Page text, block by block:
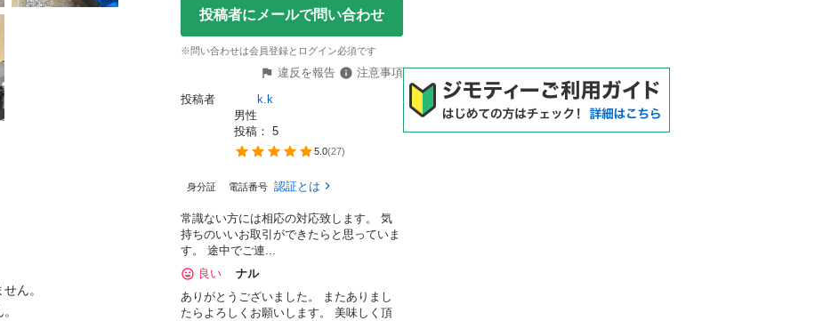
ん。
投稿者にメールで問い合わせ
※問い合わせは会員登録とログイン必須です
違反を報告
注意事項
投稿者
k.k
男性
投稿： 5
5.0(27)
身分証 電話番号 認証とは
常識ない方には相応の対応致します。 気
持ちのいいお取引ができたらと思っていま
す。 途中でご連...
良い
ナル
ありがとうございました。 またありまし
たらよろしくお願いします。 美味しく頂